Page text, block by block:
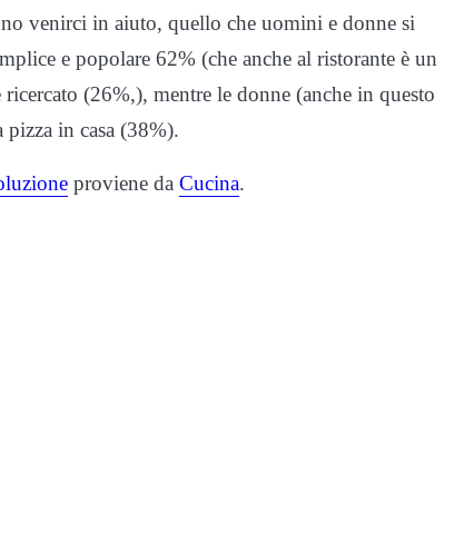
venirci in aiuto, quello che uomini e donne si
e popolare 62% (che anche al ristorante è un
(26%,), mentre le donne (anche in questo
pizza in casa (38%).
proviene da Cucina.